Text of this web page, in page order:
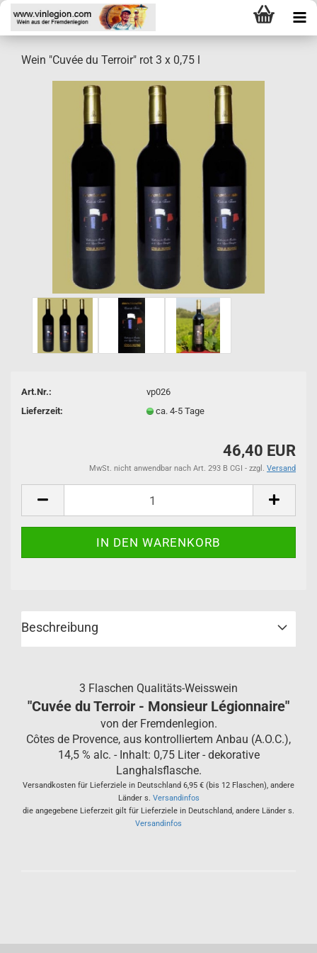
Wein "Cuvée du Terroir" rot 3 x 0,75 l
Art.Nr.:
vp026
Lieferzeit:
ca. 4-5 Tage
46,40 EUR
MwSt. nicht anwendbar nach Art. 293 B CGI - zzgl. Versand
Beschreibung
3 Flaschen Qualitäts-Weisswein
"Cuvée du Terroir - Monsieur Légionnaire"
von der Fremdenlegion.
Côtes de Provence, aus kontrolliertem Anbau (A.O.C.),
14,5 % alc. - Inhalt: 0,75 Liter - dekorative
Langhalsflasche.
Versandkosten für Lieferziele in Deutschland 6,95 € (bis 12 Flaschen), andere
Länder s. Versandinfos
die angegebene Lieferzeit gilt für Lieferziele in Deutschland, andere Länder s.
Versandinfos